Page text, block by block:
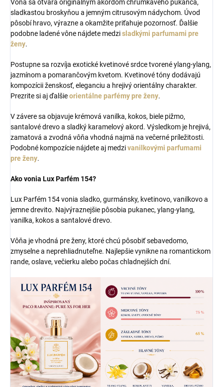
Vôňa sa otvára originálnym akordom chrumkavého pukanca,
sladkastou broskyňou a jemným citrusovým nádychom. Úvod
pôsobí hravo, výrazne a okamžite priťahuje pozornosť. Ďalšie
podobne ladené vône nájdete medzisladkými parfumami pre
ženy.
Postupne sa rozvíja exotické kvetinové srdce tvorené ylang-ylang,
jazmínom a pomarančovým kvetom. Kvetinové tóny dodávajú
kompozícii ženskosť, eleganciu a hrejivý orientálny charakter.
Prezrite si aj ďalšieorientálne parfémy pre ženy.
V závere sa objavuje krémová vanilka, kokos, biele pižmo,
santalové drevo a sladký karamelový akord. Výsledkom je hrejivá,
zamatová a zvodná vôňa vhodná najmä na večerné príležitosti.
Podobné kompozície nájdete aj medzivanilkovými parfumami
pre ženy.
Ako vonia Lux Parfém 154?
Lux Parfém 154 vonia sladko, gurmánsky, kvetinovo, vanilkovo a
jemne drevito. Najvýraznejšie pôsobia pukanec, ylang-ylang,
vanilka, kokos a santalové drevo.
Vôňa je vhodná pre ženy, ktoré chcú pôsobiť sebavedomo,
zmyselne a neprehliadnuteľne. Najlepšie vynikne na romantickom
rande, oslave, večierku alebo počas chladnejších dní.